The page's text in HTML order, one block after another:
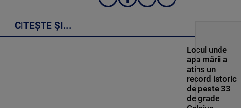
CITEȘTE ȘI...
Locul unde
apa mării a
atins un
record istoric
de peste 33
de grade